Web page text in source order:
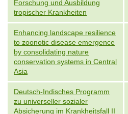
Forschung und Ausbildung
tropischer Krankheiten
Enhancing landscape resilience
to zoonotic disease emergence
by consolidating nature
conservation systems in Central
Asia
Deutsch-Indisches Programm
zu universeller sozialer
Absicherung im Krankheitsfall II